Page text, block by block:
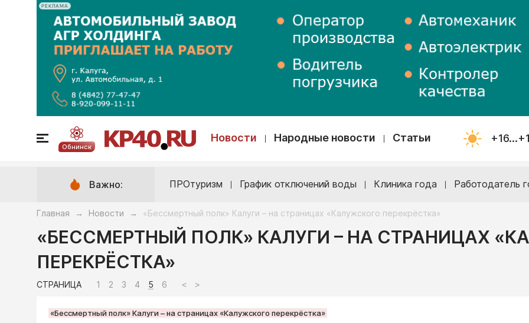
РЕКЛАМА
Обнинск
Новости Народные новости Статьи
Важно: ПРОтуризм График отключений воды Клиника года Работодатель
Главная → Новости → «Бессмертный полк» Калуги – на страницах «Калужского перекрёстка»
«БЕССМЕРТНЫЙ ПОЛК» КАЛУГИ – НА СТРАНИЦАХ
ПЕРЕКРЁСТКА»
СТРАНИЦА 1 2 3 4 5 6 < >
«Бессмертный полк» Калуги – на страницах «Калужского перекрёстка»